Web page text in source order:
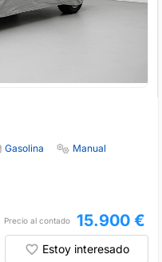
Gasolina
Manual
Precio al contado 15.900 €
Estoy interesado